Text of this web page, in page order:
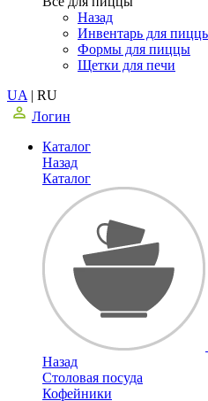
Назад
Инвентарь для
Формы для пиццы
Щетки для печи
UA | RU
Логин
Каталог
Назад
Каталог
Назад
Столовая посуда
Кофейники